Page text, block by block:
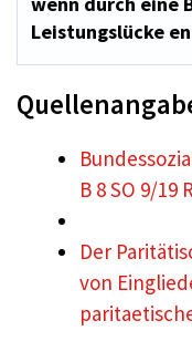
Leistungslücke
B 8 SO 9/19
Der
von